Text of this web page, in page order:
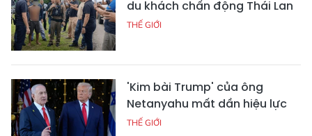
du khách chấn động Thái Lan
THẾ GIỚI
'Kim bài Trump' của ông
Netanyahu mất dần hiệu lực
THẾ GIỚI